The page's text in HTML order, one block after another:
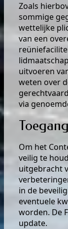
Zoals
sommige
wettelijke
van een
uitvoeren
weten over
via
Om het
veilig te
uitgebracht
in de
eventuele
worden. De
update.